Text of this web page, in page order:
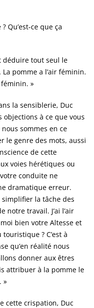
Qu’est-ce que ça
déduire tout seul le
pomme a l’air féminin.
»
la sensiblerie, Duc
objections à ce que vous
sommes en ce
le genre des mots, aussi
de cette
voies hérétiques ou
conduite ne
dramatique erreur.
simplifier la tâche des
travail. J’ai l’air
bien votre Altesse et
? C’est à
qu’en réalité nous
donner aux êtres
attribuer à la pomme le
»
cette crispation, Duc